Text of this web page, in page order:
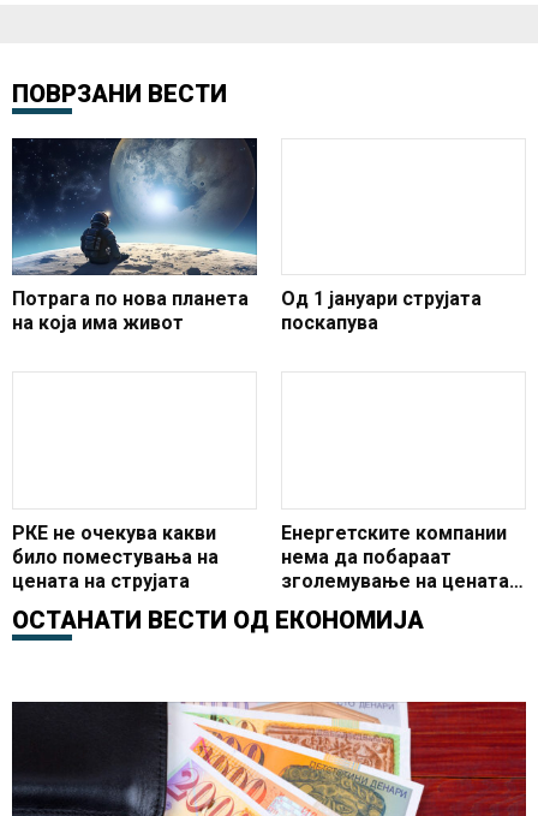
ПОВРЗАНИ ВЕСТИ
Потрага по нова планета
на која има живот
Од 1 јануари струјата
поскапува
РКЕ не очекува какви
било поместувања на
цената на струјата
Енергетските компании
нема да побараат
зголемување на цената
на струјата
ОСТАНАТИ ВЕСТИ ОД ЕКОНОМИЈА